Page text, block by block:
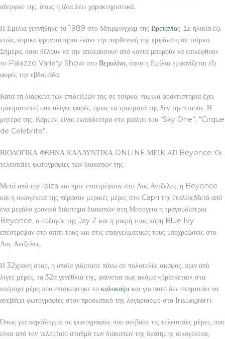
αδερφού της, όπως η ίδια λέει χαρακτηριστικά.
Η Εμίλια γεννήθηκε το 1989 στο Μπιρμινγχαμ της Βρετανίας .Σε ηλικία έξι
ετών, νομικο φροντιστηριο έκανε την παρθενική της εμφάνιση σε τσίρκο.
Σήμερα, όσοι θέλουν να την απολαύσουν από κοντά μπορούν να επικέφθούν
το Palazzo Variety Show στο Βερολίνο, όπου η Εμίλια εμφανίζεται έξι
φορές την εβδομάδα.
Κατά τη διάρκεια των επιδείξεών της σε τσίρκο, νομικα φροντιστηρια έχει
τραυματιστεί ουκ ολίγες φορές, όμως τα τραύματά της δεν την πτοούν. Η
μητέρα της, Κάρμεν, είναι εκπαιδεύτρα στο ριάλιτι του “Sky One”, “Cιrque
de Celebrite”.
ΒΙΟΛΟΓΙΚΑ ΦΘΗΝΑ ΚΑΛΛΥΝΤΙΚΑ ONLINE ΜΕΙΚ ΑΠ Beyonce: Οι
τελευταίες φωτογραφίες των διακοπών της
Μετά από την Ibiza και πριν επιστρέψουν στο Λος Αντζελες, η Beyonce
και η οικογένειά της πέρασαν μερικές μέρες στο Capri της ΙταλίαςΜετά από
ένα μεγάλο χρονικό διάστημα διακοπών στη Μεσόγειο η τραγουδίστρια
Beyonce, ο σύζυγός της Jay Z και η μικρή τους κόρη Blue Ivy
επέστρεψαν στο σπίτι τους και στις επαγγελματικές τους υποχρεώσεις στο
Λος Αντζελες.
Η 32χρονη σταρ, η οποία γιόρτασε πάνω σε πολυτελές σκάφος, πριν από
λίγες μέρες, τα 32α γενέθλιά της, φαίνεται πως ακόμα «βρίσκεται» στα
υπέροχα μέρη που επισκέφτηκε το καλοκαίρι και για αυτό δεν σταματάει να
ανεβάζει φωτογραφίες στον προσωπικό της λογαριασμό στο Instagram.
Όπως για παράδειγμα τις φωτογραφίες που ανέβασε τις τελευταίες μέρες, που
είναι από τον τελευταίο σταθμό των διακοπών της διάσημης οικογένειας.